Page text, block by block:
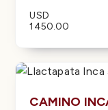
USD
1450.00
CAMINO